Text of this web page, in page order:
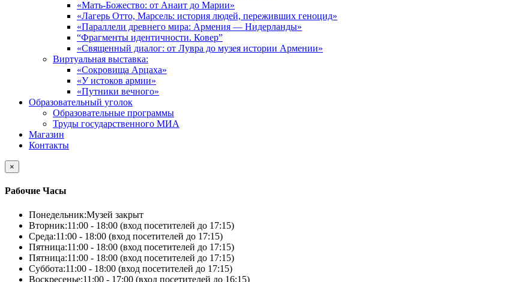
«Мать-Божество: от Анаит до Марии»
«Лагерь Отто, Марсель: история людей, переживших геноцид»
«Параллели древнего мира: Армения — Нидерланды»
“Фрагменты идентичности. Ковер”
«Священный диалог: от Лувра до музея истории Армении»
Виртуальная выставка:
«Сокровища Арцаха»
«У истоков армии»
«Путники вечного»
Образовательный уголок
Образовательные программы
Труды государственного МИА
Магазин
Контакты
×
Рабочие Часы
Понедельник:Музей закрыт
Вторник:11:00 - 18:00 (вход посетителей до 17:15)
Среда:11:00 - 18:00 (вход посетителей до 17:15)
Пятница:11:00 - 18:00 (вход посетителей до 17:15)
Пятница:11:00 - 18:00 (вход посетителей до 17:15)
Суббота:11:00 - 18:00 (вход посетителей до 17:15)
Воскресенье:11:00 - 17:00 (вход посетителей до 16:15)